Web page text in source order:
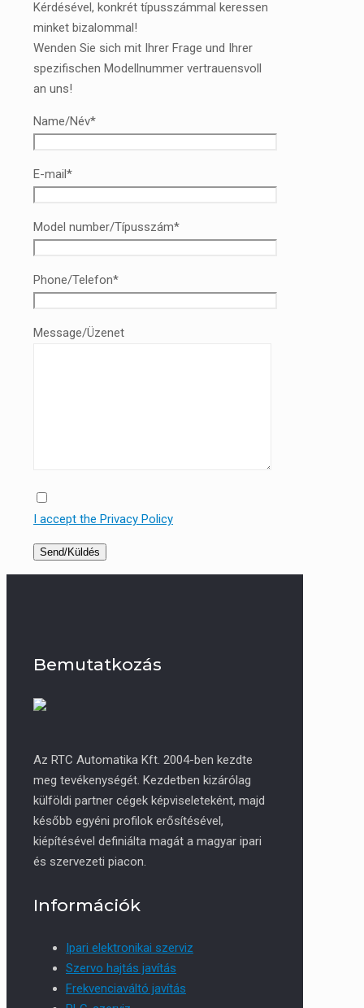
Kérdésével, konkrét típusszámmal keressen
minket bizalommal!
Wenden Sie sich mit Ihrer Frage und Ihrer
spezifischen Modellnummer vertrauensvoll
an uns!
Name/Név*
E-mail*
Model number/Típusszám*
Phone/Telefon*
Message/Üzenet
I accept the Privacy Policy
Bemutatkozás
Az RTC Automatika Kft. 2004-ben kezdte
meg tevékenységét. Kezdetben kizárólag
külföldi partner cégek képviseleteként, majd
később egyéni profilok erősítésével,
kiépítésével definiálta magát a magyar ipari
és szervezeti piacon.
Információk
Ipari elektronikai szerviz
Szervo hajtás javítás
Frekvenciaváltó javítás